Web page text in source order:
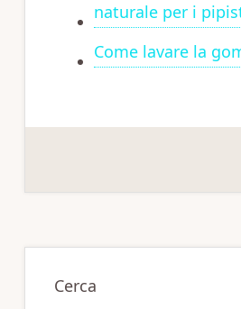
naturale per i
Come lavare la
Primary
Sidebar
Cerca